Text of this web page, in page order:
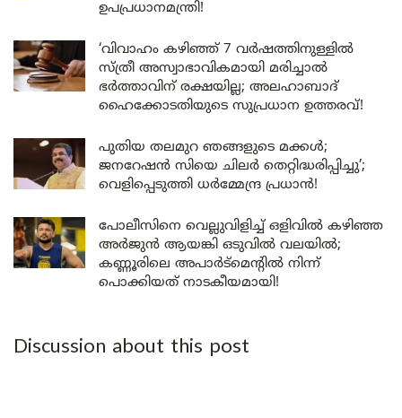
ഉപപ്രധാനമന്ത്രി!
‘വിവാഹം കഴിഞ്ഞ് 7 വർഷത്തിനുള്ളിൽ
സ്ത്രീ അസ്വാഭാവികമായി മരിച്ചാൽ
ഭർത്താവിന് രക്ഷയില്ല; അലഹാബാദ്
ഹൈക്കോടതിയുടെ സുപ്രധാന ഉത്തരവ്!
പുതിയ തലമുറ ഞങ്ങളുടെ മക്കൾ;
ജനറേഷൻ സിയെ ചിലർ തെറ്റിദ്ധരിപ്പിച്ചു’;
വെളിപ്പെടുത്തി ധർമ്മേന്ദ്ര പ്രധാൻ!
പോലീസിനെ വെല്ലുവിളിച്ച് ഒളിവിൽ കഴിഞ്ഞ
അർജുൻ ആയങ്കി ഒടുവിൽ വലയിൽ;
കണ്ണൂരിലെ അപാർട്മെന്റിൽ നിന്ന്
പൊക്കിയത് നാടകീയമായി!
Discussion about this post